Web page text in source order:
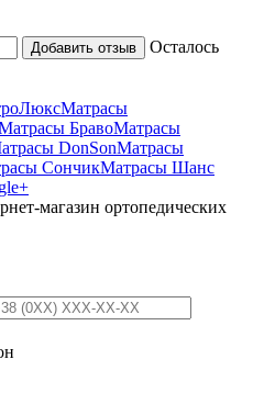
Осталось
Матрасы
БравоМатрасы
DonSonМатрасы
СончикМатрасы Шанс
магазин ортопедических